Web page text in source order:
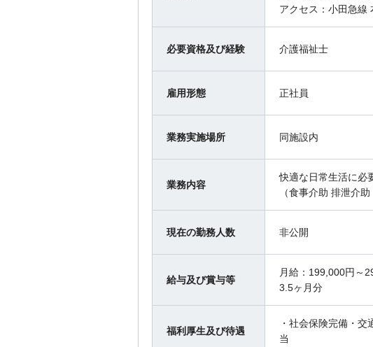
アクセス：小田急線
必要資格及び経験 介護福祉士
雇用形態 正社員
業務実施場所 同施設内
業務内容
快適な日常生活に必
（食事介助 排泄介
現在の勤務人数 非公開
給与及び賞与等
月給：199,000円～
3.5ヶ月分
福利厚生及び待遇
・社会保険完備・
当